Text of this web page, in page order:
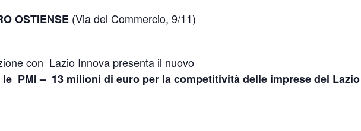
OSTIENSE (Via del Commercio, 9/11)
con Lazio Innova presenta il nuovo
PMI – 13 milioni di euro per la competitività delle imprese del Lazio